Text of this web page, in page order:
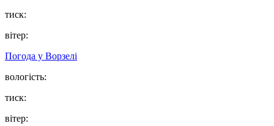
тиск:
вітер:
Погода у Ворзелі
вологість:
тиск:
вітер: